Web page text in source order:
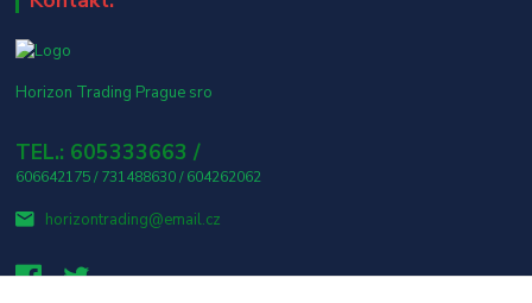
Horizon Trading Prague sro
TEL.: 605333663 /
606642175 / 731488630 / 604262062
horizontrading@email.cz